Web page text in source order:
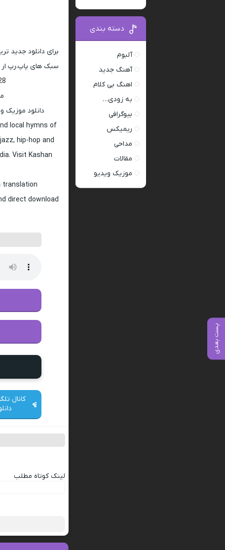
پست بعدی
برای دانلود جدید
سبک های پاپ،رپ ار
128 و 320 به
دانلود موزیک
local hymns of
hip-hop and
Visit Kashan
translation
direct download
کانال
لینک کوتاه مطلب
دسته بندی
آلبوم
آهنگ جدید
اهنگ بی کلام
به زودی…
بیوگرافی
ریمیکس
مداحی
مقالات
موزیک ویدیو